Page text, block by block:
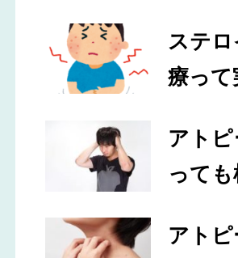
ステ
療って
アト
って
アト